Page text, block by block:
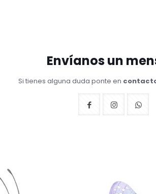
Envíanos un
Si tienes alguna duda ponte en